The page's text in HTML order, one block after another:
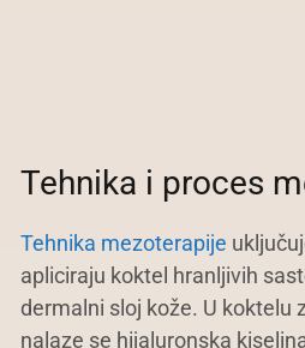
Tehnika i proces
Tehnika mezoterapije
apliciraju koktel hranljivih
dermalni sloj kože. U koktelu
nalaze se hijaluronska